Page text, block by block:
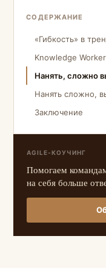
СОДЕРЖАНИЕ
«Гибкость» в
Knowledge
Нанять, сложно
Нанять сложно,
Заключение
AGILE-КОУЧИНГ
Помогаем
на себя больше